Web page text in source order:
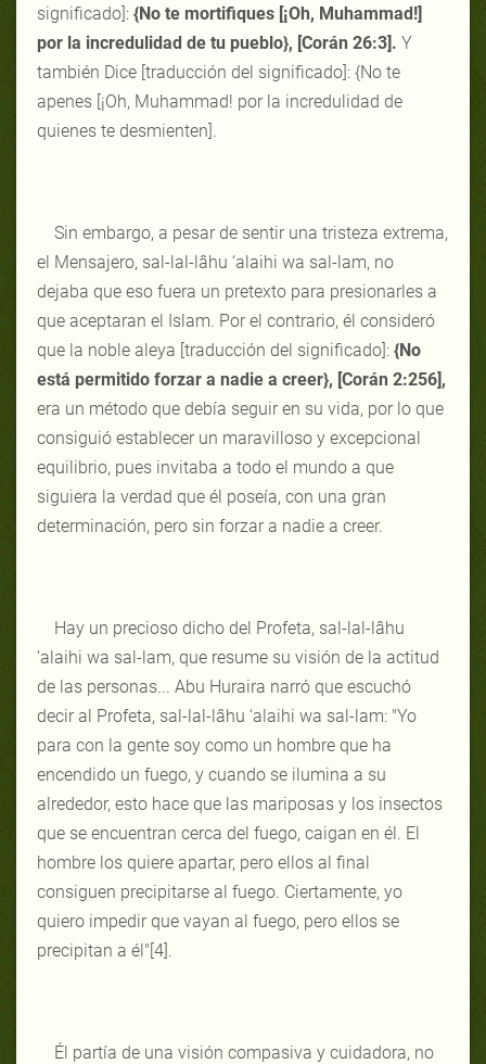
significado]: {No te mortifiques [¡Oh, Muhammad!]
por la incredulidad de tu pueblo}, [Corán 26:3]. Y
también Dice [traducción del significado]: {No te
apenes [¡Oh, Muhammad! por la incredulidad de
quienes te desmienten].
Sin embargo, a pesar de sentir una tristeza extrema,
el Mensajero, sal-lal-lâhu ‘alaihi wa sal-lam, no
dejaba que eso fuera un pretexto para presionarles a
que aceptaran el Islam. Por el contrario, él consideró
que la noble aleya [traducción del significado]: {No
está permitido forzar a nadie a creer}, [Corán 2:256],
era un método que debía seguir en su vida, por lo que
consiguió establecer un maravilloso y excepcional
equilibrio, pues invitaba a todo el mundo a que
siguiera la verdad que él poseía, con una gran
determinación, pero sin forzar a nadie a creer.
Hay un precioso dicho del Profeta, sal-lal-lâhu
‘alaihi wa sal-lam, que resume su visión de la actitud
de las personas... Abu Huraira narró que escuchó
decir al Profeta, sal-lal-lâhu ‘alaihi wa sal-lam: "Yo
para con la gente soy como un hombre que ha
encendido un fuego, y cuando se ilumina a su
alrededor, esto hace que las mariposas y los insectos
que se encuentran cerca del fuego, caigan en él. El
hombre los quiere apartar, pero ellos al final
consiguen precipitarse al fuego. Ciertamente, yo
quiero impedir que vayan al fuego, pero ellos se
precipitan a él"[4].
Él partía de una visión compasiva y cuidadora, no